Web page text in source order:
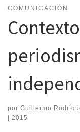
COMUNICACIÓN
por Guillermo
| 2015